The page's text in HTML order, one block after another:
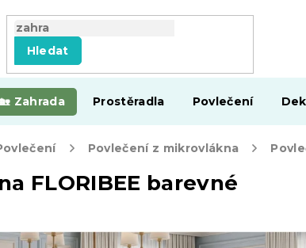
Hledat
Zahrada Prostěradla Povlečení
Povlečení z mikrovlákna
FLORIBEE barevné